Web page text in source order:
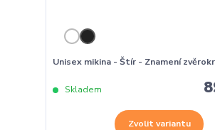
Unisex mikina - Štír - Znamení
Skladem
Zvolit variantu